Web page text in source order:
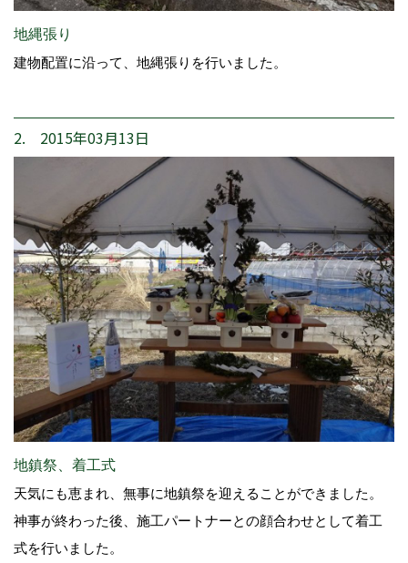
地縄張り
建物配置に沿って、地縄張りを行いました。
2. 2015年03月13日
地鎮祭、着工式
天気にも恵まれ、無事に地鎮祭を迎えることができました。
神事が終わった後、施工パートナーとの顔合わせとして着工
式を行いました。